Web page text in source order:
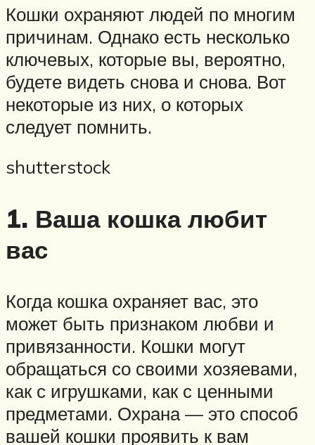
Кошки охраняют людей по многим
причинам. Однако есть несколько
ключевых, которые вы, вероятно,
будете видеть снова и снова. Вот
некоторые из них, о которых
следует помнить.
shutterstock
1. Ваша кошка любит
вас
Когда кошка охраняет вас, это
может быть признаком любви и
привязанности. Кошки могут
обращаться со своими хозяевами,
как с игрушками, как с ценными
предметами. Охрана — это способ
вашей кошки проявить к вам